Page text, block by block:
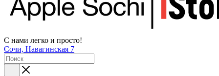
С нами легко и просто!
Сочи, Навагинская 7